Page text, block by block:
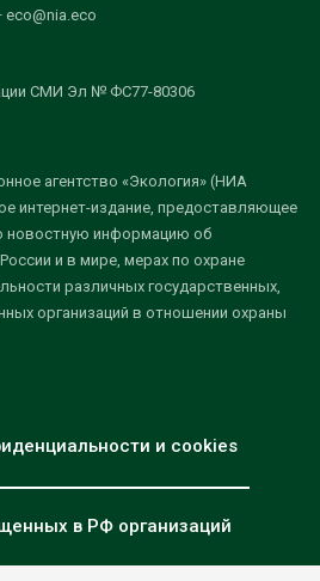
СМИ Эл № ФС77-80306
агентство «Экология» (НИА
интернет-издание, предоставляющее
новостную информацию об
и в мире, мерах по охране
различных государственных,
организаций в отношении охраны
и cookies
в РФ организаций